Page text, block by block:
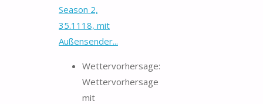
Season 2,
35.1118, mit
Außensender...
Wettervorhersage:
Wettervorhersage
mit